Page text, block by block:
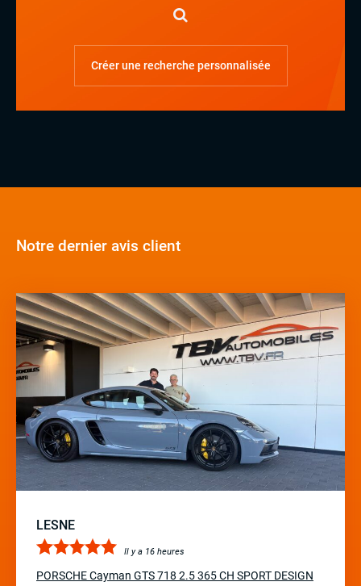
Créer une recherche personnalisée
Notre dernier avis client
LESNE
Il y a 16 heures
PORSCHE Cayman GTS 718 2.5 365 CH SPORT DESIGN